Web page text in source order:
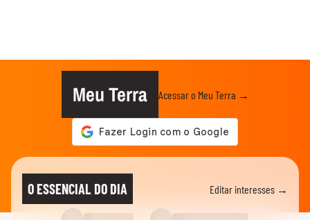
Meu Terra Acessar o Meu Terra →
O ESSENCIAL DO DIA Editar interesses →